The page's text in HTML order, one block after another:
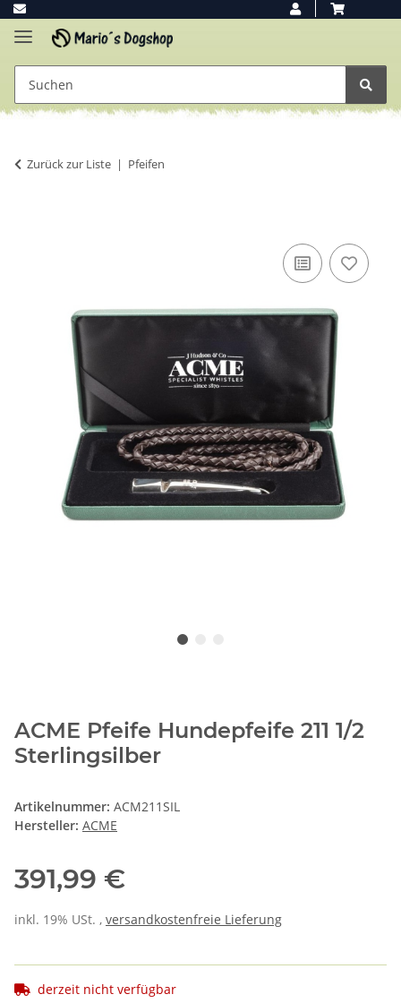
Zurück zur Liste Pfeifen
ACME Pfeife Hundepfeife 211 1/2
Sterlingsilber
Artikelnummer: ACM211SIL
Hersteller: ACME
391,99 €
inkl. 19% USt. , versandkostenfreie Lieferung
derzeit nicht verfügbar